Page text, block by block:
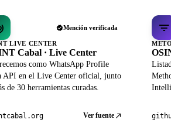
Mención verificada
LIVE CENTER
Cabal · Live Center
como WhatsApp Profile
API en el Live Center oficial, junto
de 30 herramientas curadas.
Ver fuente